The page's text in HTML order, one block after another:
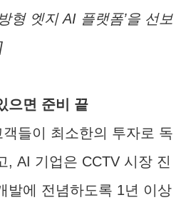
형 엣지 AI 플랫폼’을 선보
으면 준비 끝
들이 최소한의 투자로 독
, AI 기업은 CCTV 시장 진
발에 전념하도록 1년 이상